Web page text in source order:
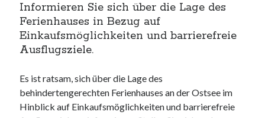
Informieren Sie sich über die Lage des
Ferienhauses in Bezug auf
Einkaufsmöglichkeiten und barrierefreie
Ausflugsziele.
Es ist ratsam, sich über die Lage des
behindertengerechten Ferienhauses an der Ostsee im
Hinblick auf Einkaufsmöglichkeiten und barrierefreie